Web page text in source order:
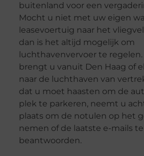
buitenland voor een
Mocht u niet met uw eigen
leasevoertuig naar het
dan is het altijd mogelijk om
luchthavenvervoer te regelen.
brengt u vanuit Den Haag of
naar de luchthaven van
dat u moet haasten om de
plek te parkeren, neemt u
plaats om de notulen op het
nemen of de laatste e-mails te
beantwoorden.